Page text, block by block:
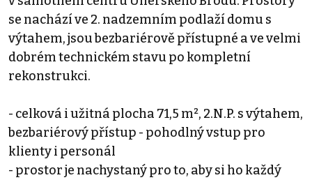
se nachází ve 2. nadzemním podlaží domu s
výtahem, jsou bezbariérově přístupné a ve velmi
dobrém technickém stavu po kompletní
rekonstrukci.
- celková i užitná plocha 71,5 m², 2.N.P. s výtahem,
bezbariérový přístup - pohodlný vstup pro
klienty i personál
- prostor je nachystaný pro to, aby si ho každý